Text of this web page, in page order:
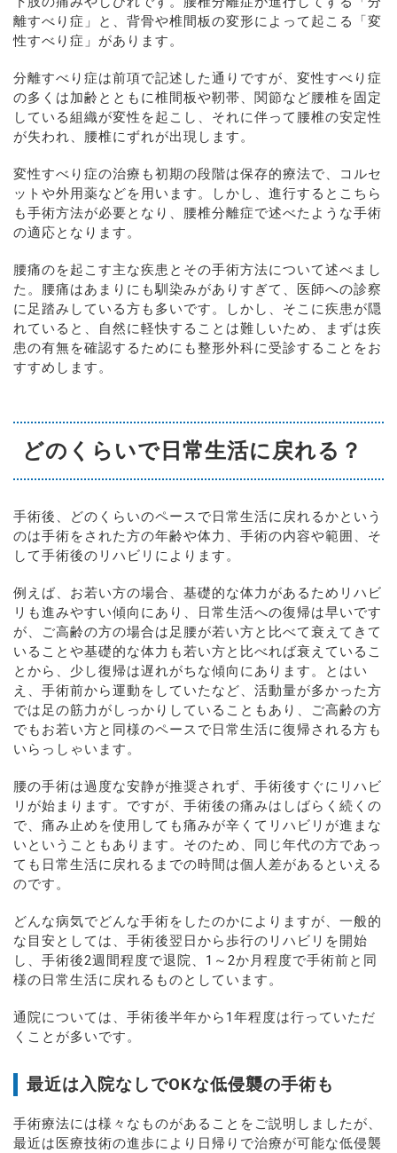
離すべり症」と、背骨や椎間板の変形によって起こる「変
性すべり症」があります。
分離すべり症は前項で記述した通りですが、変性すべり症
の多くは加齢とともに椎間板や靭帯、関節など腰椎を固定
している組織が変性を起こし、それに伴って腰椎の安定性
が失われ、腰椎にずれが出現します。
変性すべり症の治療も初期の段階は保存的療法で、コルセ
ットや外用薬などを用います。しかし、進行するとこちら
も手術方法が必要となり、腰椎分離症で述べたような手術
の適応となります。
腰痛のを起こす主な疾患とその手術方法について述べまし
た。腰痛はあまりにも馴染みがありすぎて、医師への診察
に足踏みしている方も多いです。しかし、そこに疾患が隠
れていると、自然に軽快することは難しいため、まずは疾
患の有無を確認するためにも整形外科に受診することをお
すすめします。
どのくらいで日常生活に戻れる？
手術後、どのくらいのペースで日常生活に戻れるかという
のは手術をされた方の年齢や体力、手術の内容や範囲、そ
して手術後のリハビリによります。
例えば、お若い方の場合、基礎的な体力があるためリハビ
リも進みやすい傾向にあり、日常生活への復帰は早いです
が、ご高齢の方の場合は足腰が若い方と比べて衰えてきて
いることや基礎的な体力も若い方と比べれば衰えているこ
とから、少し復帰は遅れがちな傾向にあります。とはい
え、手術前から運動をしていたなど、活動量が多かった方
では足の筋力がしっかりしていることもあり、ご高齢の方
でもお若い方と同様のペースで日常生活に復帰される方も
いらっしゃいます。
腰の手術は過度な安静が推奨されず、手術後すぐにリハビ
リが始まります。ですが、手術後の痛みはしばらく続くの
で、痛み止めを使用しても痛みが辛くてリハビリが進まな
いということもあります。そのため、同じ年代の方であっ
ても日常生活に戻れるまでの時間は個人差があるといえる
のです。
どんな病気でどんな手術をしたのかによりますが、一般的
な目安としては、手術後翌日から歩行のリハビリを開始
し、手術後2週間程度で退院、1～2か月程度で手術前と同
様の日常生活に戻れるものとしています。
通院については、手術後半年から1年程度は行っていただ
くことが多いです。
最近は入院なしでOKな低侵襲の手術も
手術療法には様々なものがあることをご説明しましたが、
最近は医療技術の進歩により日帰りで治療が可能な低侵襲